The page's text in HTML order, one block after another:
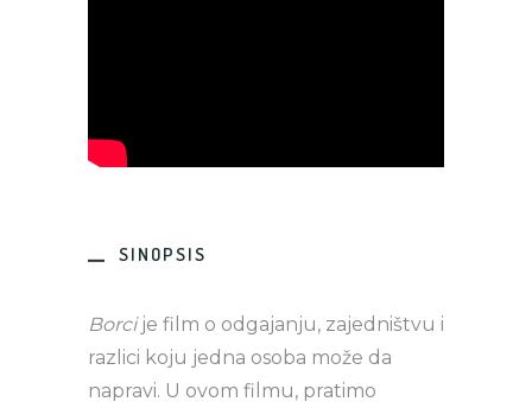
SINOPSIS
Borci je film o odgajanju, zajedništvu i
razlici koju jedna osoba može da
napravi. U ovom filmu, pratimo